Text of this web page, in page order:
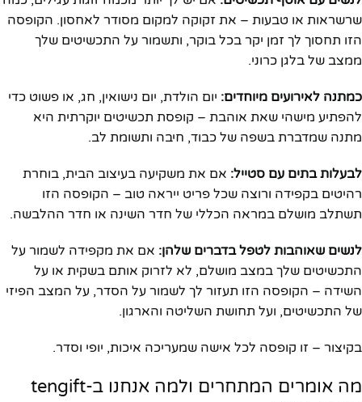
שרשראות או טבעות – את זקוקה למקום מסודר לאחסון. הקופסה
הזו תחסוך לך זמן יקר בכל בוקר, ותשמור על התכשיטים שלך
ממצב של בלגן כרוני.
כמתנה לאירועים מיוחדים: יום הולדת, יום נישואין, חג, או פשוט כדי
להפתיע מישהי שאת אוהבת – קופסת תכשיטים יוקרתית היא
מתנה שמדברת בשפה של כבוד, חיבה ותשומת לב.
לבעלות בתים עם סטייל: אם את משקיעה בעיצוב הבית, בוחרת
רהיטים בקפידה ורוצה שכל פריט ייראה טוב – הקופסה הזו
תשתלב מושלם במראה הכללי של חדר השינה או חדר ההלבשה.
לנשים שאוהבות לטפל בדברים שלהן: אם את מקפידה לשמור על
התכשיטים שלך במצב מושלם, לא לזרוק אותם בשקית או על
השידה – הקופסה הזו תעזור לך לשמור על הסדר, על המצב הפיזי
של התכשיטים, ועל תחושת השליטה והארגון.
בקיצור – זו קופסה לכל אישה שמעריכה איכות, יופי וסדר.
מה אומרים המתחרים ולמה אנחנו ב-tengift